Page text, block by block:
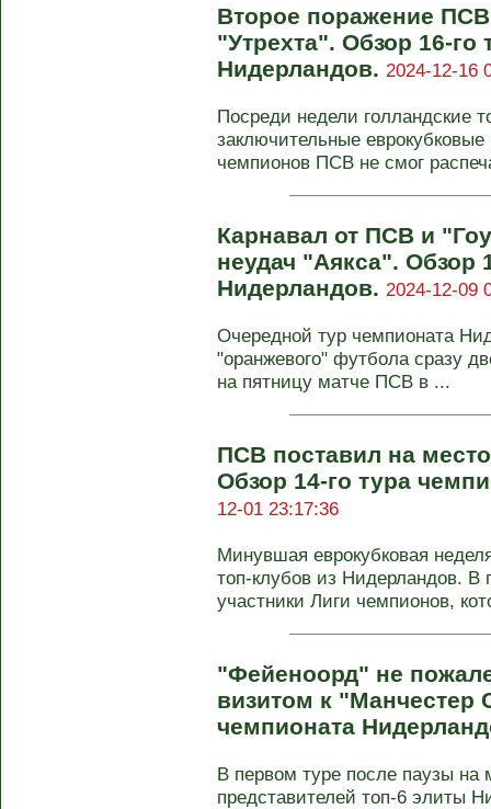
Второе поражение
"Утрехта". Обзор 16-го
Нидерландов. 2024-12-16
Посреди недели голландские
заключительные
чемпионов ПСВ не смог
Карнавал от ПСВ и
неудач "Аякса". Обзор
Нидерландов. 2024-12-09
Очередной тур чемпионата
"оранжевого" футбола сразу
на пятницу матче ПСВ в ...
ПСВ поставил на
Обзор 14-го тура
12-01 23:17:36
Минувшая еврокубковая
топ-клубов из Нидерландов. В
участники Лиги чемпионов,
"Фейеноорд" не
визитом к "Манчестер
чемпионата
В первом туре после паузы на
представителей топ-6 элиты